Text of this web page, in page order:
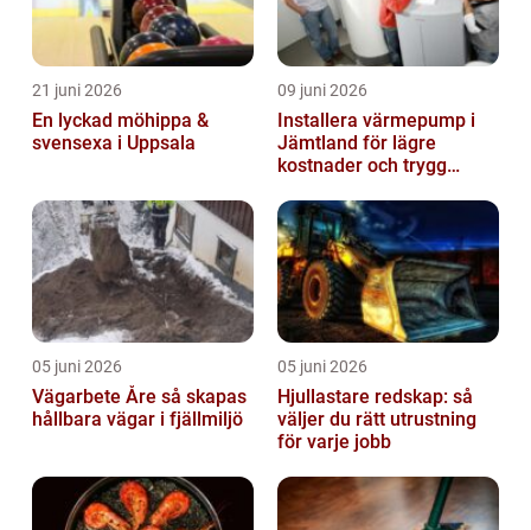
21 juni 2026
En lyckad möhippa &
svensexa i Uppsala
09 juni 2026
Installera värmepump i
Jämtland för lägre
kostnader och trygg
05 juni 2026
Vägarbete Åre så skapas
hållbara vägar i fjällmiljö
05 juni 2026
Hjullastare redskap: så
väljer du rätt utrustning
för varje jobb